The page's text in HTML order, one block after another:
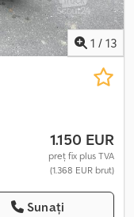
1 / 13
1.150 EUR
preț fix plus TVA
(1.368 EUR brut)
Sunați